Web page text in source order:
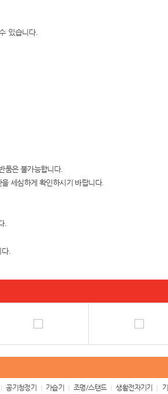
있습니다.
품은 불가능합니다.
을 세심하게 확인하시기 바랍니다.
.
다.
공기청정기 가습기 조명/스탠드 생활전자기기